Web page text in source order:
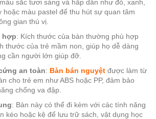
sắc tươi sáng và hấp dẫn như đỏ, xanh,
hoặc màu pastel để thu hút sự quan tâm
gian thú vị.
hợp: Kích thước của bàn thường phù hợp
thước của trẻ mầm non, giúp họ dễ dàng
cần người lớn giúp đỡ.
an toàn: Bàn bán nguyệt được làm từ
cho trẻ em như ABS hoặc PP, đảm bảo
chống va đập.
: Bàn này có thể đi kèm với các tính năng
kéo hoặc kệ để lưu trữ sách, vật dụng học